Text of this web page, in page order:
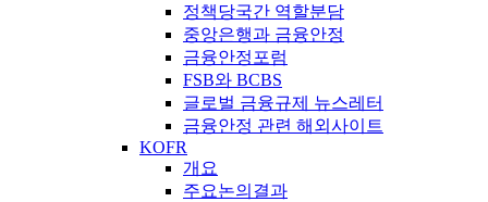
정책당국간 역할분담
중앙은행과 금융안정
금융안정포럼
FSB와 BCBS
글로벌 금융규제 뉴스레터
금융안정 관련 해외사이트
KOFR
개요
주요논의결과